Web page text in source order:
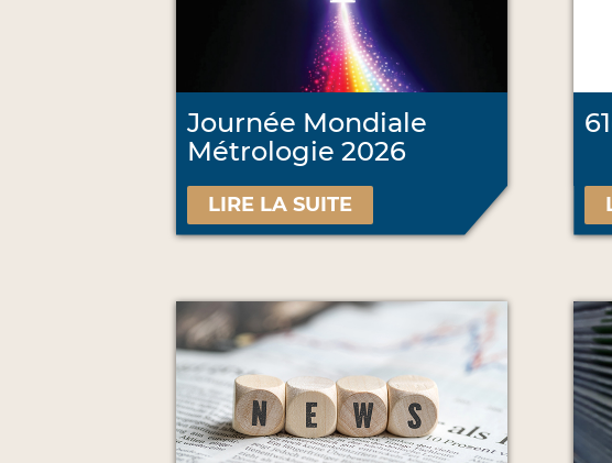
Journée Mondiale
Métrologie 2026
LIRE LA SUITE